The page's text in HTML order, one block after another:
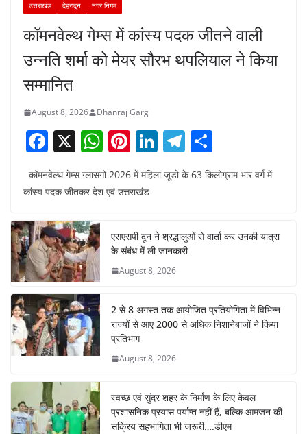
उत्तराखंड देहरादून नगर निगम
कॉमनवेल्थ गेम्स में कांस्य पदक जीतने वाली
उन्नति शर्मा को मेयर सौरभ थपलियाल ने किया
सम्मानित
August 8, 2026 Dhanraj Garg
F
a
c
b
o
o
k
X W
h
at
s
A
p
p
Pi
nt
er
st
Li
k
dI
n
T
e
a
m
h
ar
कॉमनवेल्थ गेम्स ग्लासगो 2026 में महिला जूडो के 63 किलोग्राम भार वर्ग में
कांस्य पदक जीतकर देश एवं उत्तराखंड
एसएसपी दून ने श्रद्धालुओं से वार्ता कर उनकी यात्रा
के संबंध में ली जानकारी
August 8, 2026
2 से 8 अगस्त तक आयोजित प्रतियोगिता में विभिन्न
राज्यों से आए 2000 से अधिक निशानेबाजों ने किया
प्रतिभाग
August 8, 2026
स्वच्छ एवं सुंदर शहर के निर्माण के लिए केवल
प्रशासनिक प्रयास पर्याप्त नहीं हैं, बल्कि आमजन की
सक्रिय सहभागिता भी जरूरी….डीएम